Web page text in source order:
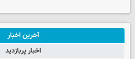
آخرین اخبار
اخبار پربازدید